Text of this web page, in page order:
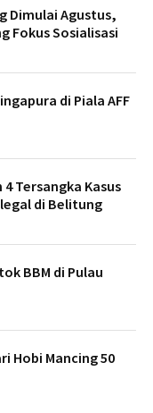
Dimulai Agustus,
Fokus Sosialisasi
di Piala AFF
Tersangka Kasus
di Belitung
BBM di Pulau
Hobi Mancing 50